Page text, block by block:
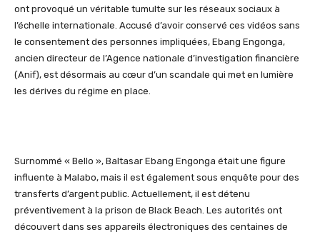
ont provoqué un véritable tumulte sur les réseaux sociaux à
l’échelle internationale. Accusé d’avoir conservé ces vidéos sans
le consentement des personnes impliquées, Ebang Engonga,
ancien directeur de l’Agence nationale d’investigation financière
(Anif), est désormais au cœur d’un scandale qui met en lumière
les dérives du régime en place.
Surnommé « Bello », Baltasar Ebang Engonga était une figure
influente à Malabo, mais il est également sous enquête pour des
transferts d’argent public. Actuellement, il est détenu
préventivement à la prison de Black Beach. Les autorités ont
découvert dans ses appareils électroniques des centaines de